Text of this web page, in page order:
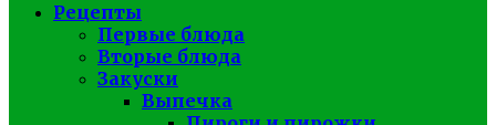
Рецепты
Первые блюда
Вторые блюда
Закуски
Выпечка